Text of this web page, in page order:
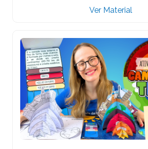
Ver Material